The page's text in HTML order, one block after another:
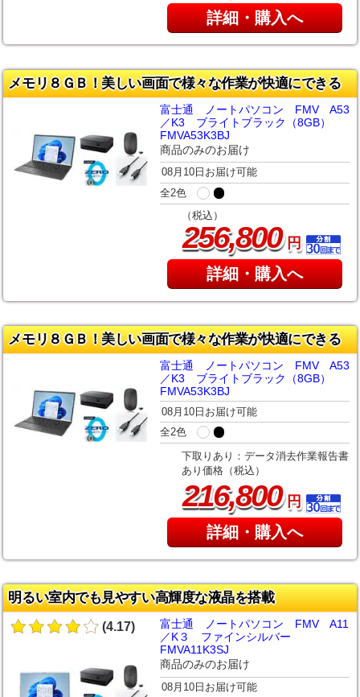
詳細・購入へ
メモリ８ＧＢ！美しい画面で様々な作業が快適にできる
富士通 ノートパソコン FMV A53
／K3 ブライトブラック（8GB）
FMVA53K3BJ
商品のみのお届け
08月10日お届け可能
全2色
（税込）
256,800円
詳細・購入へ
メモリ８ＧＢ！美しい画面で様々な作業が快適にできる
富士通 ノートパソコン FMV A53
／K3 ブライトブラック（8GB）
FMVA53K3BJ
08月10日お届け可能
全2色
下取りあり：データ消去作業報告書
あり価格（税込）
216,800円
詳細・購入へ
明るい室内でも見やすい高輝度な液晶を搭載
(4.17)
富士通 ノートパソコン FMV A11
／K３ ファインシルバー
FMVA11K3SJ
商品のみのお届け
08月10日お届け可能